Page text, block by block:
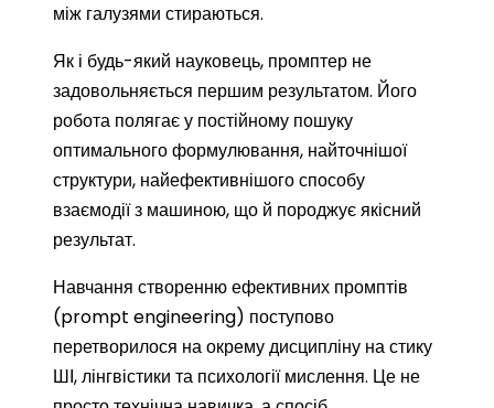
між галузями стираються.
Як і будь-який науковець, промптер не
задовольняється першим результатом. Його
робота полягає у постійному пошуку
оптимального формулювання, найточнішої
структури, найефективнішого способу
взаємодії з машиною, що й породжує якісний
результат.
Навчання створенню ефективних промптів
(prompt engineering) поступово
перетворилося на окрему дисципліну на стику
ШІ, лінгвістики та психології мислення. Це не